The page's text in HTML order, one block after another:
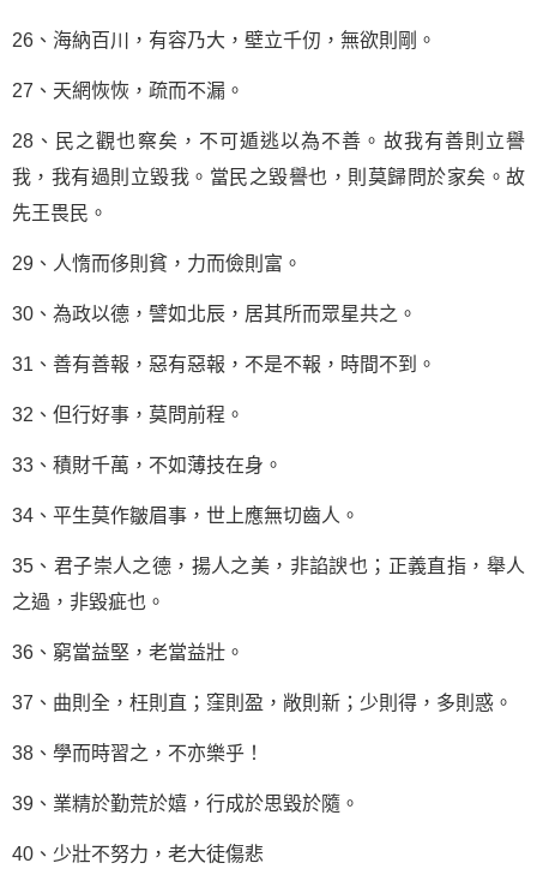
26、海納百川，有容乃大，壁立千仞，無欲則剛。
27、天網恢恢，疏而不漏。
28、民之觀也察矣，不可遁逃以為不善。故我有善則立譽
我，我有過則立毀我。當民之毀譽也，則莫歸問於家矣。故
先王畏民。
29、人惰而侈則貧，力而儉則富。
30、為政以德，譬如北辰，居其所而眾星共之。
31、善有善報，惡有惡報，不是不報，時間不到。
32、但行好事，莫問前程。
33、積財千萬，不如薄技在身。
34、平生莫作皺眉事，世上應無切齒人。
35、君子崇人之德，揚人之美，非諂諛也；正義直指，舉人
之過，非毀疵也。
36、窮當益堅，老當益壯。
37、曲則全，枉則直；窪則盈，敞則新；少則得，多則惑。
38、學而時習之，不亦樂乎！
39、業精於勤荒於嬉，行成於思毀於隨。
40、少壯不努力，老大徒傷悲